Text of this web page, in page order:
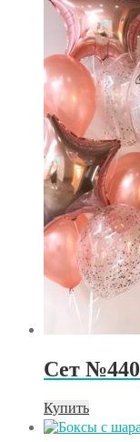
Сет №440
Купить